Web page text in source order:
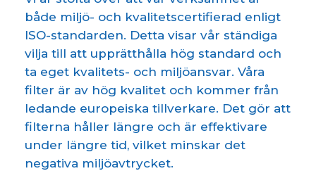
både miljö- och kvalitetscertifierad enligt
ISO-standarden. Detta visar vår ständiga
vilja till att upprätthålla hög standard och
ta eget kvalitets- och miljöansvar. Våra
filter är av hög kvalitet och kommer från
ledande europeiska tillverkare. Det gör att
filterna håller längre och är effektivare
under längre tid, vilket minskar det
negativa miljöavtrycket.